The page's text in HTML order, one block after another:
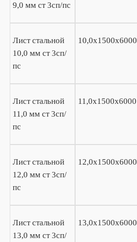
9,0 мм ст 3сп/пс
Лист стальной
10,0 мм ст 3сп/
пс
10,0х1500х6000
Лист стальной
11,0 мм ст 3сп/
пс
11,0х1500х6000
Лист стальной
12,0 мм ст 3сп/
пс
12,0х1500х6000
Лист стальной
13,0 мм ст 3сп/
13,0х1500х6000